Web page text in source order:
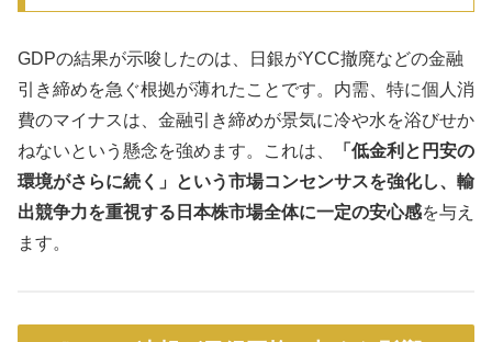
GDPの結果が示唆したのは、日銀がYCC撤廃などの金融
引き締めを急ぐ根拠が薄れたことです。内需、特に個人消
費のマイナスは、金融引き締めが景気に冷や水を浴びせか
ねないという懸念を強めます。これは、
「低金利と円安の
環境がさらに続く」という市場コンセンサスを強化し、輸
出競争力を重視する日本株市場全体に一定の安心感を与え
ます。